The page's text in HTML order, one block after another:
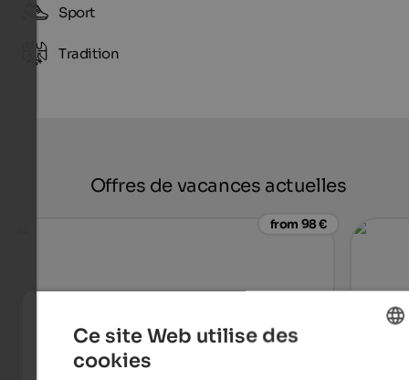
Sport
Tradition
Offres de vacances actuelles
from 98 €
Ce site Web utilise des
cookies